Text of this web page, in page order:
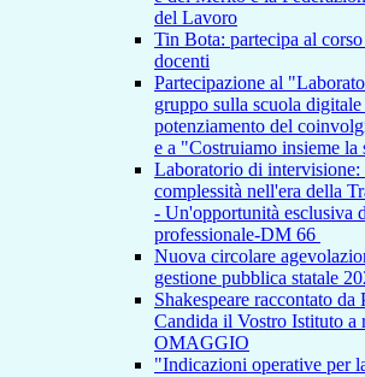
del Lavoro
Tin Bota: partecipa al
docenti
Partecipazione al
gruppo sulla scuola
potenziamento del
e a "Costruiamo insieme
Laboratorio di intervisione:
complessità nell'era della
- Un'opportunità esclusiva
professionale-DM 66
Nuova circolare
gestione pubblica statale
Shakespeare raccontato da
Candida il Vostro Istituto a
OMAGGIO
"Indicazioni operative per